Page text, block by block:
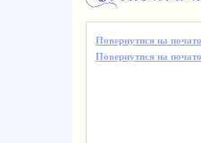
Повернутися на
Повернутися на